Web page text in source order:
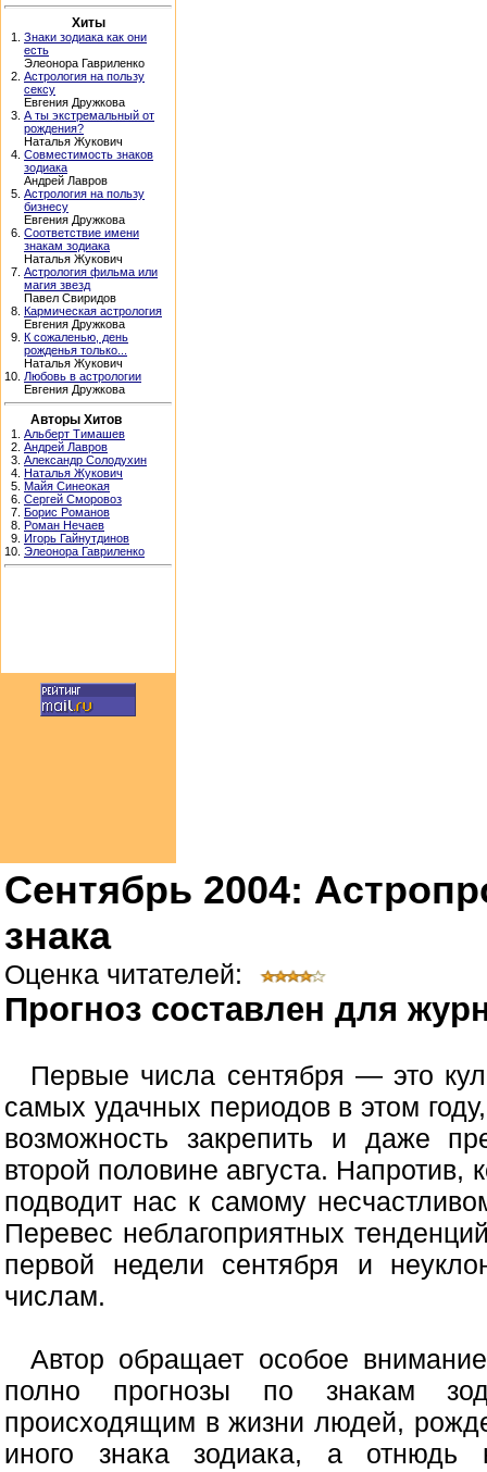
Хиты
1. Знаки зодиака как они
есть
Элеонора Гавриленко
2. Астрология на пользу
сексу
Евгения Дружкова
3. А ты экстремальный от
рождения?
Наталья Жукович
4. Совместимость знаков
зодиака
Андрей Лавров
5. Астрология на пользу
бизнесу
Евгения Дружкова
6. Соответствие имени
знакам зодиака
Наталья Жукович
7. Астрология фильма или
магия звезд
Павел Свиридов
8. Кармическая астрология
Евгения Дружкова
9. К сожаленью, день
рожденья только...
Наталья Жукович
10. Любовь в астрологии
Евгения Дружкова
Авторы Хитов
1. Альберт Тимашев
2. Андрей Лавров
3. Александр Солодухин
4. Наталья Жукович
5. Майя Синеокая
6. Сергей Сморовоз
7. Борис Романов
8. Роман Нечаев
9. Игорь Гайнутдинов
10. Элеонора Гавриленко
Сентябрь 2004:
знака
Оценка читателей:
Прогноз составлен для
Первые числа сентября — это
самых удачных периодов в этом
возможность закрепить и даже
второй половине августа. Напротив,
подводит нас к самому
Перевес неблагоприятных
первой недели сентября и
числам.
Автор обращает особое
полно прогнозы по знакам
происходящим в жизни людей,
иного знака зодиака, а